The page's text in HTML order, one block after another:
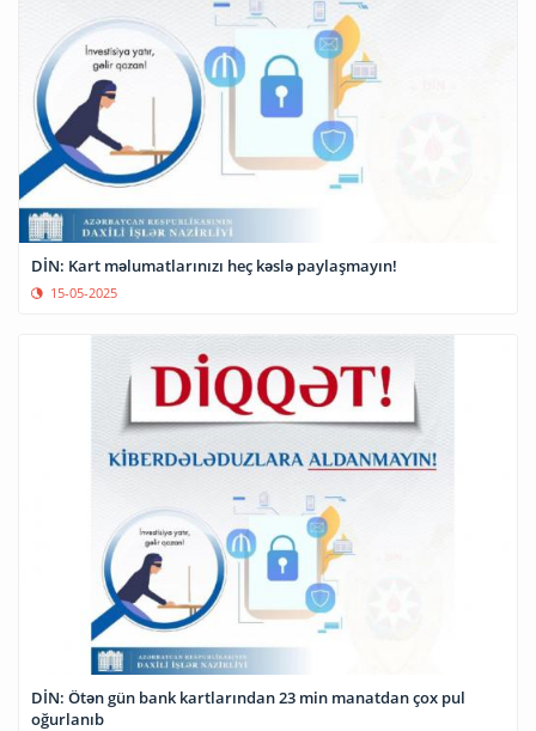
DİN: Kart məlumatlarınızı heç kəslə paylaşmayın!
15-05-2025
DİN: Ötən gün bank kartlarından 23 min manatdan çox pul
oğurlanıb